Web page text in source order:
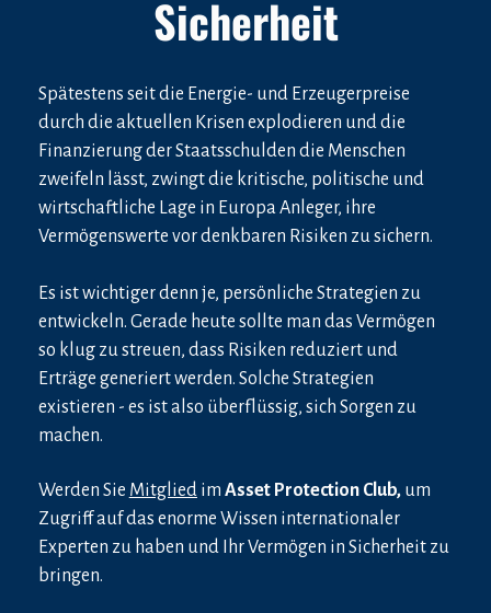
Sicherheit
Spätestens seit die Energie- und Erzeugerpreise
durch die aktuellen Krisen explodieren und die
Finanzierung der Staatsschulden die Menschen
zweifeln lässt, zwingt die kritische, politische und
wirtschaftliche Lage in Europa Anleger, ihre
Vermögenswerte vor denkbaren Risiken zu sichern.
Es ist wichtiger denn je, persönliche Strategien zu
entwickeln. Gerade heute sollte man das Vermögen
so klug zu streuen, dass Risiken reduziert und
Erträge generiert werden. Solche Strategien
existieren - es ist also überflüssig, sich Sorgen zu
machen.
Werden Sie Mitglied im Asset Protection Club, um
Zugriff auf das enorme Wissen internationaler
Experten zu haben und Ihr Vermögen in Sicherheit zu
bringen.